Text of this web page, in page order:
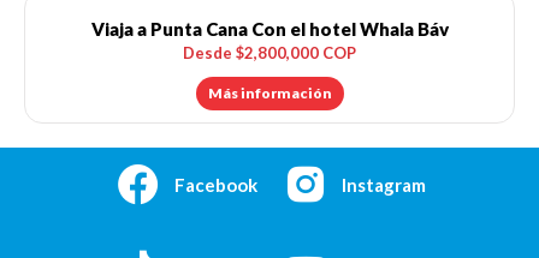
Viaja a Punta Cana Con el hotel Whala Báv
Desde $2,800,000 COP
Más información
Facebook Instagram